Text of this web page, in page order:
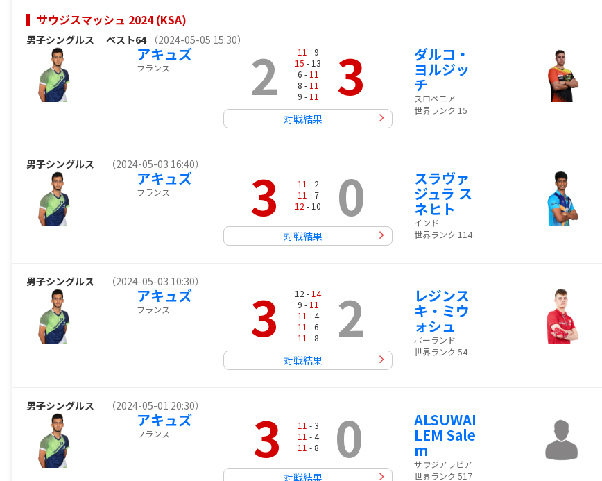
サウジスマッシュ 2024 (KSA)
男子シングルス ベスト64 （2024-05-05 15:30）
アキュズ
フランス 2 11 - 9
15 - 13
6 - 11
8 - 11
9 - 11 3
対戦結果
ダルコ・
ヨルジッ
チ
スロベニア
世界ランク 15
男子シングルス （2024-05-03 16:40）
アキュズ
フランス 3 11 - 2
11 - 7
12 - 10 0
対戦結果
スラヴァ
ジュラ ス
ネヒト
インド
世界ランク 114
男子シングルス （2024-05-03 10:30）
アキュズ
フランス 3 12 - 14
9 - 11
11 - 4
11 - 6
11 - 8 2
対戦結果
レジンス
キ・ミウ
ォシュ
ポーランド
世界ランク 54
男子シングルス （2024-05-01 20:30）
アキュズ
フランス 3 11 - 3
11 - 4
11 - 8 0
対戦結果
ALSUWAI
LEM Sale
m
サウジアラビア
世界ランク 517